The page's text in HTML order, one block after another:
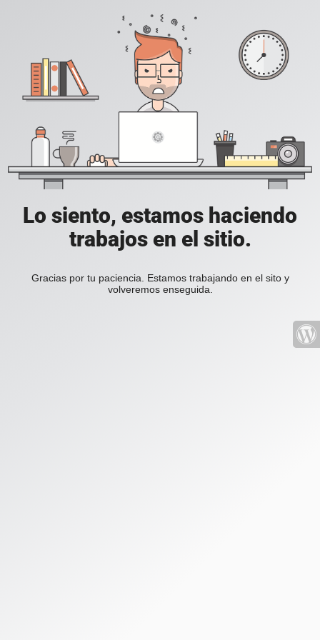
Lo siento, estamos haciendo
trabajos en el sitio.
Gracias por tu paciencia. Estamos trabajando en el sito y
volveremos enseguida.